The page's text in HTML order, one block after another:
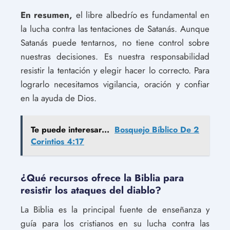
En resumen, el libre albedrío es fundamental en
la lucha contra las tentaciones de Satanás. Aunque
Satanás puede tentarnos, no tiene control sobre
nuestras decisiones. Es nuestra responsabilidad
resistir la tentación y elegir hacer lo correcto. Para
lograrlo necesitamos vigilancia, oración y confiar
en la ayuda de Dios.
Te puede interesar... Bosquejo Bíblico De 2
Corintios 4:17
¿Qué recursos ofrece la Biblia para
resistir los ataques del diablo?
La Biblia es la principal fuente de enseñanza y
guía para los cristianos en su lucha contra las